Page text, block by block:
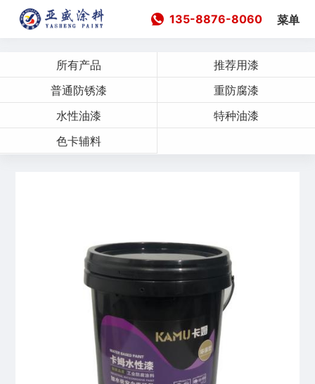
135-8876-8060 菜单
所有产品
推荐用漆
普通防锈漆
重防腐漆
水性油漆
特种油漆
色卡辅料